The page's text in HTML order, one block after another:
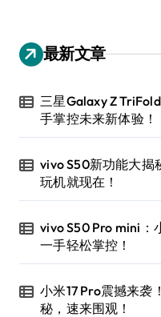
最新文章
三星Galaxy Z
手掌控未来新体验！
vivo S50新功能大揭
玩机就现在！
vivo S50 Pro mini：
一手轻松掌控！
小米17 Pro震撼来袭
秘，速来围观！